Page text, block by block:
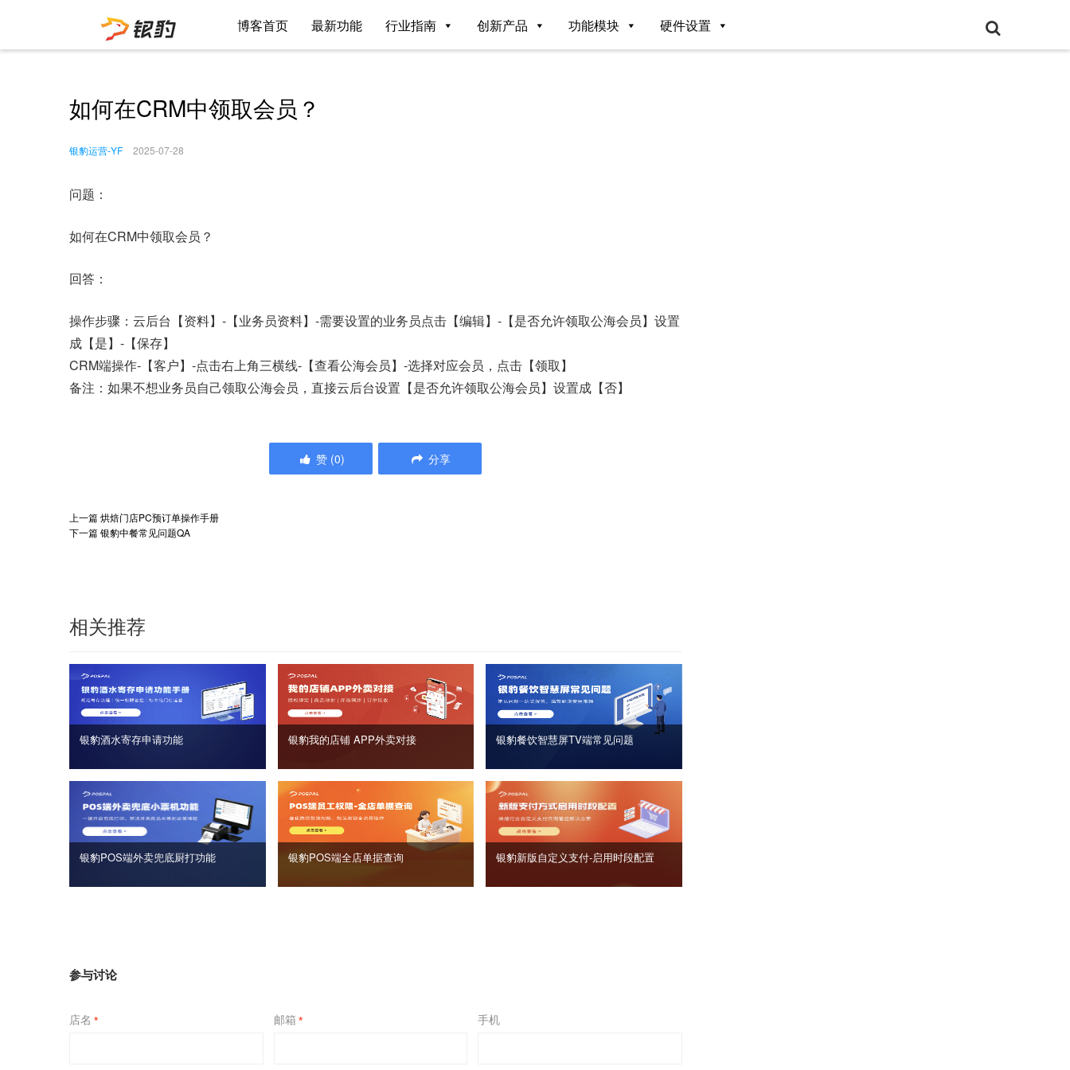
博客首页 最新功能 行业指南 创新产品 功能模块 硬件设置
如何在CRM中领取会员？
银豹运营-YF 2025-07-28
问题：
如何在CRM中领取会员？
回答：
操作步骤：云后台【资料】-【业务员资料】-需要设置的业务员点击【编辑】-【是否允许领取公海会员】设置
成【是】-【保存】
CRM端操作-【客户】-点击右上角三横线-【查看公海会员】-选择对应会员，点击【领取】
备注：如果不想业务员自己领取公海会员，直接云后台设置【是否允许领取公海会员】设置成【否】
赞 (0) 分享
上一篇烘焙门店PC预订单操作手册
下一篇银豹中餐常见问题QA
相关推荐
银豹酒水寄存申请功能 银豹我的店铺 APP外卖对接 银豹餐饮智慧屏TV端常见问题
银豹POS端外卖兜底厨打功能 银豹POS端全店单据查询 银豹新版自定义支付‑启用时段配置
参与讨论
店名 * 邮箱 * 手机